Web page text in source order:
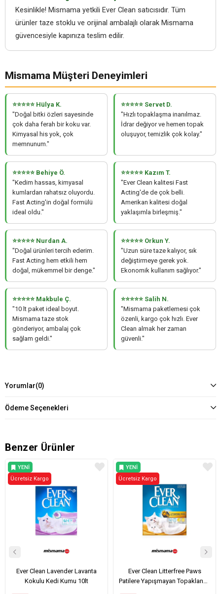
Kesinlikle! Mismama yetkili Ever Clean satıcısıdır. Tüm
ürünler taze stoklu ve orijinal ambalajlı olarak Mismama
güvencesiyle kapınıza teslim edilir.
Mismama Müşteri Deneyimleri
⭐⭐⭐⭐⭐ Hülya K.
"Doğal bitki özleri sayesinde
çok daha ferah bir koku var.
Kimyasal his yok, çok
memnunum."
⭐⭐⭐⭐⭐ Servet D.
"Hızlı topaklaşma inanılmaz.
İdrar değiyor ve hemen topak
oluşuyor, temizlik çok kolay."
⭐⭐⭐⭐⭐ Behiye Ö.
"Kedim hassas, kimyasal
kumlardan rahatsız oluyordu.
Fast Acting'in doğal formülü
ideal oldu."
⭐⭐⭐⭐⭐ Kazım T.
"Ever Clean kalitesi Fast
Acting'de de çok belli.
Amerikan kalitesi doğal
yaklaşımla birleşmiş."
⭐⭐⭐⭐⭐ Nurdan A.
"Doğal ürünleri tercih ederim.
Fast Acting hem etkili hem
doğal, mükemmel bir denge."
⭐⭐⭐⭐⭐ Orkun Y.
"Uzun süre taze kalıyor, sık
değiştirmeye gerek yok.
Ekonomik kullanım sağlıyor."
⭐⭐⭐⭐⭐ Makbule Ç.
"10 lt paket ideal boyut.
Mismama taze stok
gönderiyor, ambalaj çok
sağlam geldi."
⭐⭐⭐⭐⭐ Salih N.
"Mismama paketlemesi çok
özenli, kargo çok hızlı. Ever
Clean almak her zaman
güvenli."
Yorumlar(0)
Ödeme Seçenekleri
Benzer Ürünler
Ever Clean Lavender Lavanta
Kokulu Kedi Kumu 10lt
YENI
ÜRÜN
Ücretsiz Kargo
Ever Clean Litterfree Paws
Patilere Yapışmayan Topaklanan
YENI
ÜRÜN
Ücretsiz Kargo